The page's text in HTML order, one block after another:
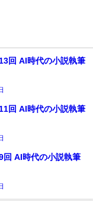
回 AI時代の小説執筆
回 AI時代の小説執筆
回 AI時代の小説執筆